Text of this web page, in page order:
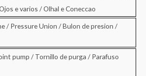
e varios / Olhal e Coneccao
/ Pressure Union / Bulon de presion /
pump / Tornillo de purga / Parafuso